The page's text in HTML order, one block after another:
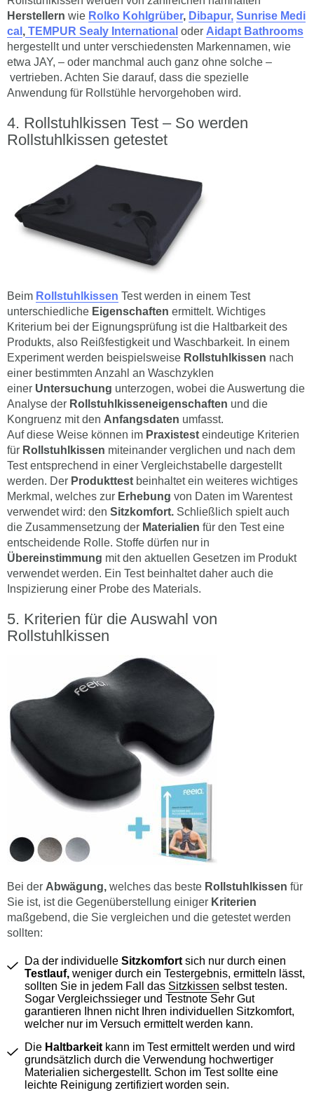
Herstellern wie Rolko Kohlgrüber, Dibapur, Sunrise Medi
cal , TEMPUR Sealy International oder Aidapt Bathrooms
hergestellt und unter verschiedensten Markennamen, wie
etwa JAY, – oder manchmal auch ganz ohne solche –
vertrieben. Achten Sie darauf, dass die spezielle
Anwendung für Rollstühle hervorgehoben wird.
Rollstuhlkissen Test – So werden
Rollstuhlkissen getestet
Beim Rollstuhlkissen Test werden in einem Test
unterschiedliche Eigenschaften ermittelt. Wichtiges
Kriterium bei der Eignungsprüfung ist die Haltbarkeit des
Produkts, also Reißfestigkeit und Waschbarkeit. In einem
Experiment werden beispielsweise Rollstuhlkissen nach
einer bestimmten Anzahl an Waschzyklen
einer Untersuchung unterzogen, wobei die Auswertung die
Analyse der Rollstuhlkisseneigenschaften und die
Kongruenz mit den Anfangsdaten umfasst.
Auf diese Weise können im Praxistest eindeutige Kriterien
für Rollstuhlkissen miteinander verglichen und nach dem
Test entsprechend in einer Vergleichstabelle dargestellt
werden. Der Produkttest beinhaltet ein weiteres wichtiges
Merkmal, welches zur Erhebung von Daten im Warentest
verwendet wird: den Sitzkomfort. Schließlich spielt auch
die Zusammensetzung der Materialien für den Test eine
entscheidende Rolle. Stoffe dürfen nur in
Übereinstimmung mit den aktuellen Gesetzen im Produkt
verwendet werden. Ein Test beinhaltet daher auch die
Inspizierung einer Probe des Materials.
Kriterien für die Auswahl von
Rollstuhlkissen
Bei der Abwägung, welches das beste Rollstuhlkissen für
Sie ist, ist die Gegenüberstellung einiger Kriterien
maßgebend, die Sie vergleichen und die getestet werden
sollten:
Da der individuelle Sitzkomfort sich nur durch einen
Testlauf, weniger durch ein Testergebnis, ermitteln lässt,
sollten Sie in jedem Fall das Sitzkissen selbst testen.
Sogar Vergleichssieger und Testnote Sehr Gut
garantieren Ihnen nicht Ihren individuellen Sitzkomfort,
welcher nur im Versuch ermittelt werden kann.
Die Haltbarkeit kann im Test ermittelt werden und wird
grundsätzlich durch die Verwendung hochwertiger
Materialien sichergestellt. Schon im Test sollte eine
leichte Reinigung zertifiziert worden sein.